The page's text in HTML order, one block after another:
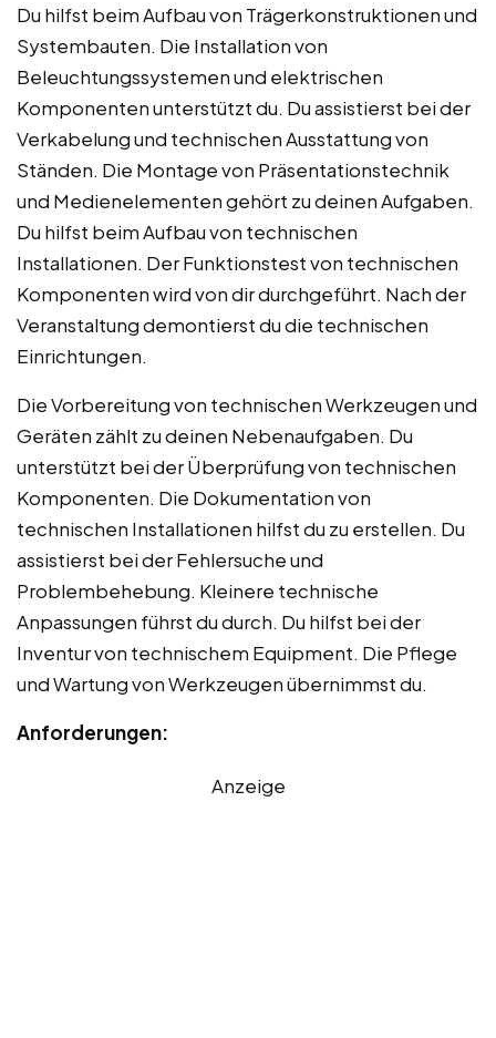
Du hilfst beim Aufbau von Trägerkonstruktionen und
Systembauten. Die Installation von
Beleuchtungssystemen und elektrischen
Komponenten unterstützt du. Du assistierst bei der
Verkabelung und technischen Ausstattung von
Ständen. Die Montage von Präsentationstechnik
und Medienelementen gehört zu deinen Aufgaben.
Du hilfst beim Aufbau von technischen
Installationen. Der Funktionstest von technischen
Komponenten wird von dir durchgeführt. Nach der
Veranstaltung demontierst du die technischen
Einrichtungen.
Die Vorbereitung von technischen Werkzeugen und
Geräten zählt zu deinen Nebenaufgaben. Du
unterstützt bei der Überprüfung von technischen
Komponenten. Die Dokumentation von
technischen Installationen hilfst du zu erstellen. Du
assistierst bei der Fehlersuche und
Problembehebung. Kleinere technische
Anpassungen führst du durch. Du hilfst bei der
Inventur von technischem Equipment. Die Pflege
und Wartung von Werkzeugen übernimmst du.
Anforderungen:
Anzeige